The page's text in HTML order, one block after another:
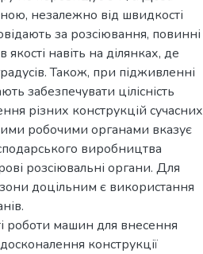
незалежно від швидкості
за розсіювання, повинні
навіть на ділянках, де
Також, при підживленні
забезпечувати цілісність
різних конструкцій сучасних
робочими органами вказує
виробництва
розсіювальні органи. Для
доцільним є використання
роботи машин для внесення
конструкції